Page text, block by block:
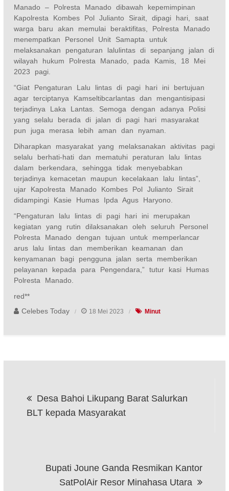
Manado – Polresta Manado dibawah kepemimpinan
Kapolresta Kombes Pol Julianto Sirait, dipagi hari, saat
warga baru akan memulai beraktifitas, Polresta Manado
menempatkan Personel Unit Samapta untuk
melaksanakan pengaturan lalulintas di sepanjang jalan di
wilayah hukum Polresta Manado, pada Kamis, 18 Mei
2023 pagi.
“Giat Pengaturan Lalu lintas di pagi hari ini bertujuan
agar terciptanya Kamseltibcarlantas dan mengantisipasi
terjadinya Laka Lantas. Semoga dengan adanya Polisi
yang selalu berada di jalan di pagi hari masyarakat
pun juga merasa lebih aman dan nyaman.
Diharapkan masyarakat yang melaksanakan aktivitas pagi
selalu berhati-hati dan mematuhi peraturan lalu lintas
dalam berkendara, sehingga tidak menyebabkan
terjadinya kemacetan maupun kecelakaan lalu lintas”,
ujar Kapolresta Manado Kombes Pol Julianto Sirait
didampingi Kasie Humas Ipda Agus Haryono.
“Pengaturan lalu lintas di pagi hari ini merupakan
kegiatan yang rutin dilaksanakan oleh seluruh Personel
Polresta Manado dengan tujuan untuk memperlancar
arus lalu lintas dan memberikan keamanan dan
kenyamanan bagi pengguna jalan serta memberikan
pelayanan kepada para Pengendara,” tutur kasi Humas
Polresta Manado.
red**
Celebes Today
18 Mei 2023 Minut
pos
Desa Bahoi Likupang Barat Salurkan
BLT kepada Masyarakat
Bupati Joune Ganda Resmikan Kantor
SatPolAir Resor Minahasa Utara